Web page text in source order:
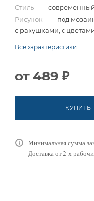
Стиль — современный
Рисунок — под
с ракушками, с цветами
Все характеристики
от 489 ₽
КУПИТЬ
Минимальная сумма
Доставка от 2-х